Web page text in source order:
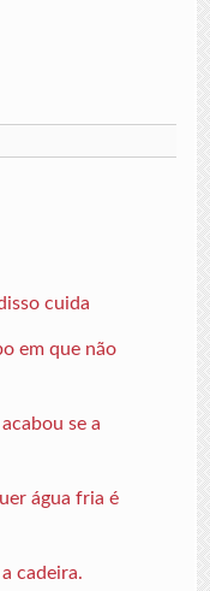
cuida
em que não
se a
água fria é
cadeira.